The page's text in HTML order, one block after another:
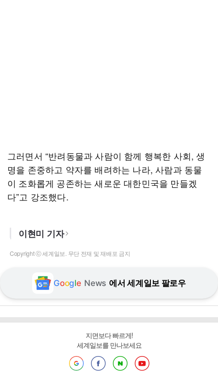
그러면서 “반려동물과 사람이 함께 행복한 사회, 생
명을 존중하고 약자를 배려하는 나라, 사람과 동물
이 조화롭게 공존하는 새로운 대한민국을 만들겠
다”고 강조했다.
이현미 기자
Copyright ⓒ 세계일보. 무단 전재 및 재배포 금지
Google News 에서 세계일보 팔로우
지면보다 빠르게!
세계일보를 만나보세요